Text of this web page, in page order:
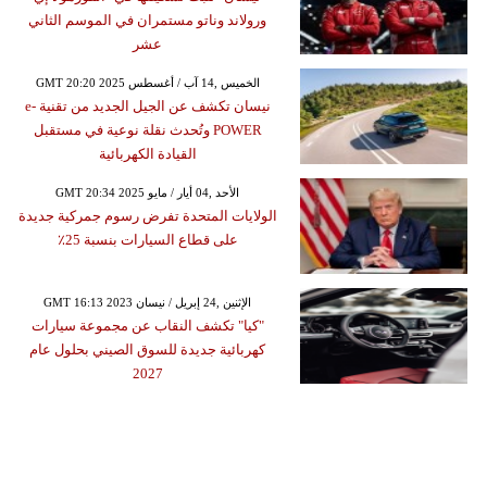
ورولاند وناتو مستمران في الموسم الثاني
عشر
GMT 20:20 2025 الخميس ,14 آب / أغسطس
نيسان تكشف عن الجيل الجديد من تقنية e-
POWER وتُحدث نقلة نوعية في مستقبل
القيادة الكهربائية
GMT 20:34 2025 الأحد ,04 أيار / مايو
الولايات المتحدة تفرض رسوم جمركية جديدة
على قطاع السيارات بنسبة 25٪
GMT 16:13 2023 الإثنين ,24 إبريل / نيسان
"كيا" تكشف النقاب عن مجموعة سيارات
كهربائية جديدة للسوق الصيني بحلول عام
2027